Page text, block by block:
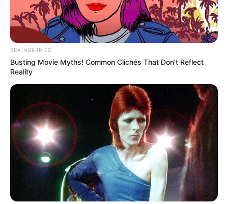
tratamiento consulte a su proveedor de
atención médica y no sustituya las terapias
convencionales aprobadas.
BRAINBERRIES
Busting Movie Myths! Common Clichés That Don't Reflect
Reality